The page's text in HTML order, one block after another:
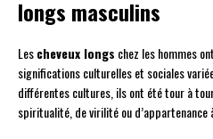
longs masculins
Lescheveux longs chez les hommes
significations culturelles et sociales
différentes cultures, ils ont été tour à
spiritualité, de virilité ou d’appartenance